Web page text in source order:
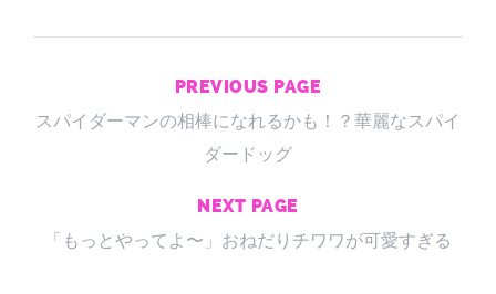
PREVIOUS PAGE
スパイダーマンの相棒になれるかも！？華麗なスパイ
ダードッグ
NEXT PAGE
「もっとやってよ〜」おねだりチワワが可愛すぎる